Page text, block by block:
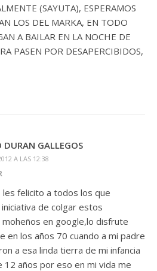
(SAYUTA), ESPERAMOS
LOS DEL MARKA, EN TODO
A BAILAR EN LA NOCHE DE
PASEN POR DESAPERCIBIDOS,
DURAN GALLEGOS
A LAS 12:38
les felicito a todos los que
de colgar estos
moheños en google,lo disfrute
en los años 70 cuando a mi padre
a esa linda tierra de mi infancia
12 años por eso en mi vida me